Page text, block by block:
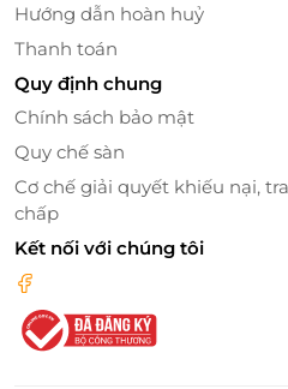
cách và tinh tế trong
Hướng dẫn hoàn huỷ
Thanh toán
Quy định chung
Chính sách bảo mật
Quy chế sàn
Cơ chế giải quyết khiếu nại,
chấp
Kết nối với chúng tôi